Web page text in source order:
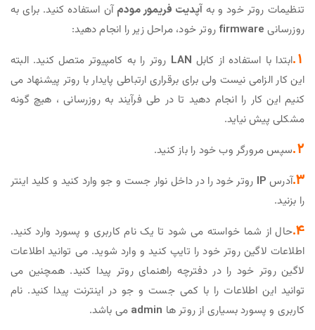
تنظیمات روتر خود و بهآپدیت فریمور مودم آن استفاده کنید. برای به
روزرسانی firmware روتر خود، مراحل زیر را انجام دهید:
1. ابتدا با استفاده از کابل LAN روتر را به کامپیوتر متصل کنید. البته
این کار الزامی نیست ولی برای برقراری ارتباطی پایدار با روتر پیشنهاد می
کنیم این کار را انجام دهید تا در طی فرآیند به روزرسانی ، هیچ گونه
مشکلی پیش نیاید.
2. سپس مرورگر وب خود را باز کنید.
3. آدرس IP روتر خود را در داخل نوار جست و جو وارد کنید و کلید اینتر
را بزنید.
4. حال از شما خواسته می شود تا یک نام کاربری و پسورد وارد کنید.
اطلاعات لاگین روتر خود را تایپ کنید و وارد شوید. می توانید اطلاعات
لاگین روتر خود را در دفترچه راهنمای روتر پیدا کنید. همچنین می
توانید این اطلاعات را با کمی جست و جو در اینترنت پیدا کنید. نام
کاربری و پسورد بسیاری از روتر ها admin می باشد.